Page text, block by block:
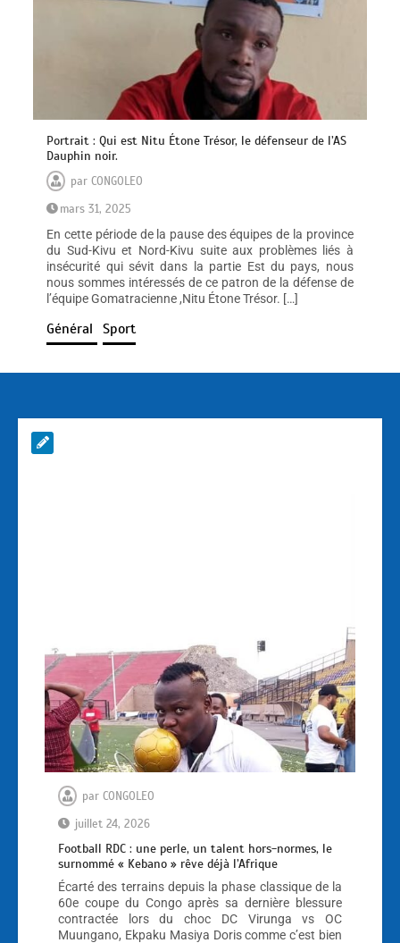
Portrait : Qui est Nitu Étone Trésor, le défenseur de l’AS
Dauphin noir.
parCONGOLEO
mars 31, 2025
En cette période de la pause des équipes de la province
du Sud-Kivu et Nord-Kivu suite aux problèmes liés à
insécurité qui sévit dans la partie Est du pays, nous
nous sommes intéressés de ce patron de la défense de
l’équipe Gomatracienne ,Nitu Étone Trésor. […]
Général Sport
par CONGOLEO
juillet 24, 2026
Football RDC : une perle, un talent hors-normes, le
surnommé « Kebano » rêve déjà l’Afrique
Écarté des terrains depuis la phase classique de la
60e coupe du Congo après sa dernière blessure
contractée lors du choc DC Virunga vs OC
Muungano, Ekpaku Masiya Doris comme c’est bien